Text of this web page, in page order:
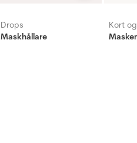
Drops
Maskhållare
Kort